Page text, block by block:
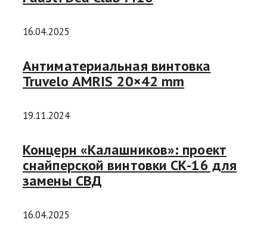
16.04.2025
Антиматериальная винтовка
Truvelo AMRIS 20×42 mm
19.11.2024
Концерн «Калашников»: проект
снайперской винтовки СК-16 для
замены СВД
16.04.2025